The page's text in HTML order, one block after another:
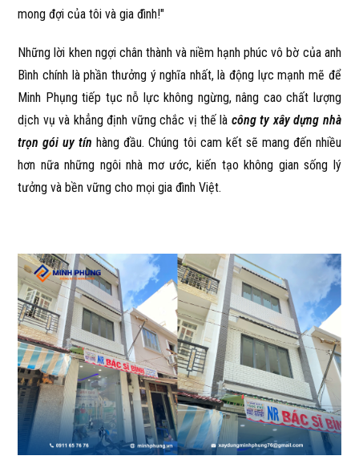
mong đợi của tôi và gia đình!"
Những lời khen ngợi chân thành và niềm hạnh phúc vô bờ của anh
Bình chính là phần thưởng ý nghĩa nhất, là động lực mạnh mẽ để
Minh Phụng tiếp tục nỗ lực không ngừng, nâng cao chất lượng
dịch vụ và khẳng định vững chắc vị thế là công ty xây dựng nhà
trọn gói uy tín hàng đầu. Chúng tôi cam kết sẽ mang đến nhiều
hơn nữa những ngôi nhà mơ ước, kiến tạo không gian sống lý
tưởng và bền vững cho mọi gia đình Việt.